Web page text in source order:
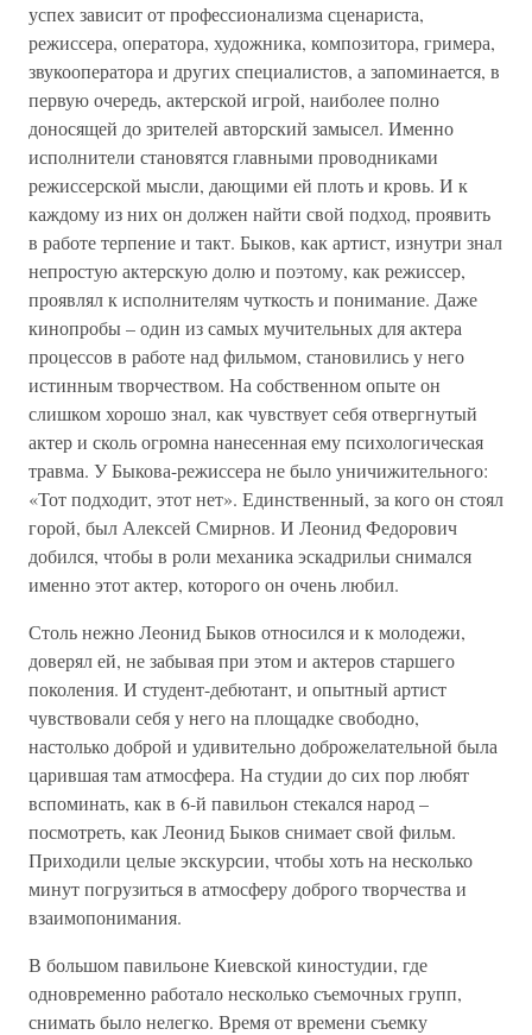
успех зависит от профессионализма сценариста,
режиссера, оператора, художника, композитора, гримера,
звукооператора и других специалистов, а запоминается, в
первую очередь, актерской игрой, наиболее полно
доносящей до зрителей авторский замысел. Именно
исполнители становятся главными проводниками
режиссерской мысли, дающими ей плоть и кровь. И к
каждому из них он должен найти свой подход, проявить
в работе терпение и такт. Быков, как артист, изнутри знал
непростую актерскую долю и поэтому, как режиссер,
проявлял к исполнителям чуткость и понимание. Даже
кинопробы – один из самых мучительных для актера
процессов в работе над фильмом, становились у него
истинным творчеством. На собственном опыте он
слишком хорошо знал, как чувствует себя отвергнутый
актер и сколь огромна нанесенная ему психологическая
травма. У Быкова-режиссера не было уничижительного:
«Тот подходит, этот нет». Единственный, за кого он стоял
горой, был Алексей Смирнов. И Леонид Федорович
добился, чтобы в роли механика эскадрильи снимался
именно этот актер, которого он очень любил.
Столь нежно Леонид Быков относился и к молодежи,
доверял ей, не забывая при этом и актеров старшего
поколения. И студент-дебютант, и опытный артист
чувствовали себя у него на площадке свободно,
настолько доброй и удивительно доброжелательной была
царившая там атмосфера. На студии до сих пор любят
вспоминать, как в 6-й павильон стекался народ –
посмотреть, как Леонид Быков снимает свой фильм.
Приходили целые экскурсии, чтобы хоть на несколько
минут погрузиться в атмосферу доброго творчества и
взаимопонимания.
В большом павильоне Киевской киностудии, где
одновременно работало несколько съемочных групп,
снимать было нелегко. Время от времени съемку